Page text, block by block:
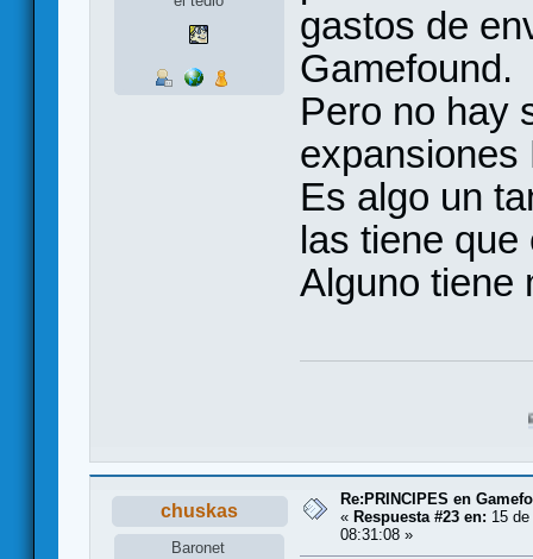
gastos de
Gamefound.
Pero no hay
expansiones
Es algo un
las tiene
Alguno tiene
Botín de
chuskas
Baronet
Re:PRINCIPES en
« Respuesta #23 en: 15
08:31:08 »